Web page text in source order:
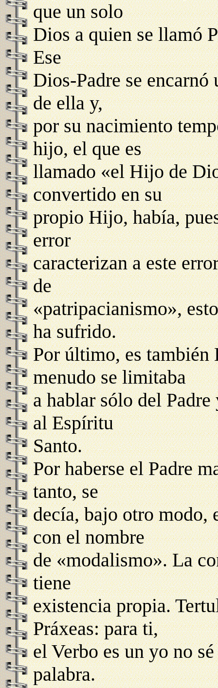
que un solo
Dios a quien se llamó
Ese
Dios-Padre se
de ella y,
por su nacimiento
hijo, el que es
llamado «el Hijo de
convertido en su
propio Hijo, había,
error
caracterizan a este
de
«patripacianismo»,
ha sufrido.
Por último, es también
menudo se limitaba
a hablar sólo del
al Espíritu
Santo.
Por haberse el Padre
tanto, se
decía, bajo otro modo,
con el nombre
de «modalismo». La
tiene
existencia propia.
Práxeas: para ti,
el Verbo es un yo no
palabra.